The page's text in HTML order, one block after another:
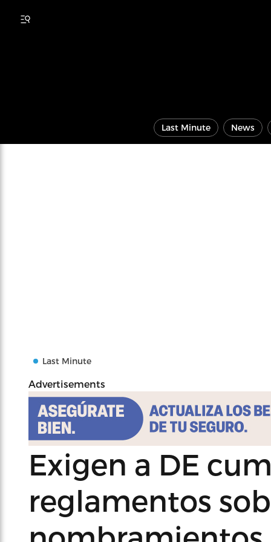
Last Minute News
Last Minute
Advertisements
Exigen a DE
reglamentos